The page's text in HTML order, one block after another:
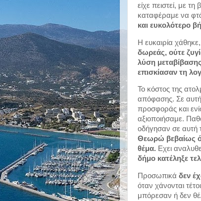
είχε πειστεί, με
καταφέραμε να
και ευκολ​ότερο
Η ευκαιρία χάθηκε,
δωρεάς, ούτε
λύση μεταβίβασης
επισκίασαν τη
Το κόστος της
απόφασης. Σε αυτή
προσφοράς και
αξιοποιήσαμε.
οδήγησαν σε αυτή
Θεωρώ βεβαίως
θέμα. Εχει
δήμο κατέληξε
Προσωπικά δεν
όταν χάνονται
μπόρεσαν ή δεν